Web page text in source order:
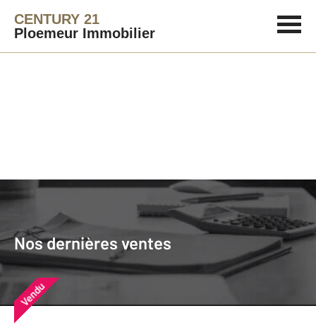
CENTURY 21
Ploemeur Immobilier
Nos dernières ventes
Nos dernières ventes
Nos derniers biens vendus près de
chez vous
Vendu